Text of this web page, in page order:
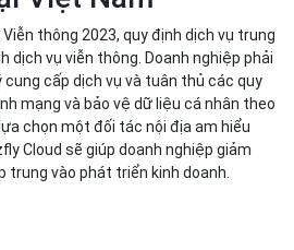
thông 2023, quy định dịch vụ trung
dịch vụ viễn thông. Doanh nghiệp phải
cấp dịch vụ và tuân thủ các quy
mạng và bảo vệ dữ liệu cá nhân theo
chọn một đối tác nội địa am hiểu
Cloud sẽ giúp doanh nghiệp giảm
trung vào phát triển kinh doanh.
đề cần quan tâm khi xây dựng trung